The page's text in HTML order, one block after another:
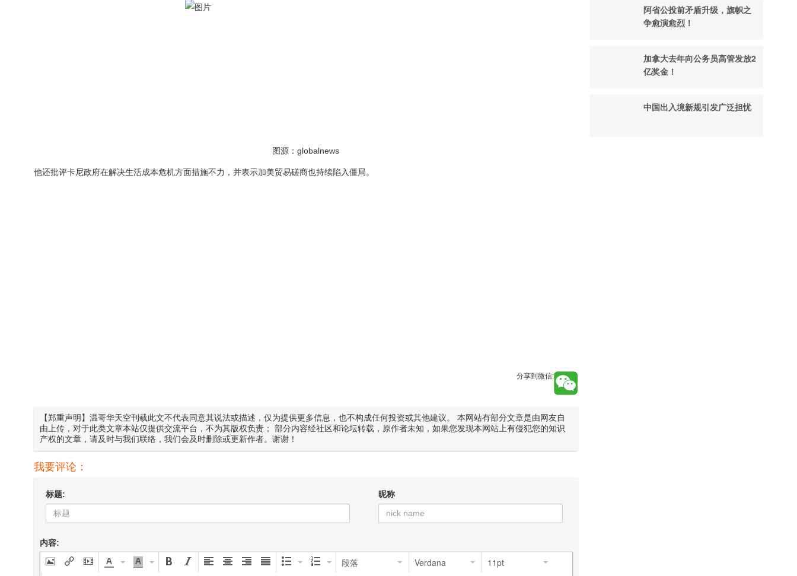
图源：globalnews
他还批评卡尼政府在解决生活成本危机方面措施不力，并表示加美贸易磋商也持续陷入僵局。
分享到微信:
【郑重声明】温哥华天空刊载此文不代表同意其说法或描述，仅为提供更多信息，也不构成任何投资或其他建议。 本网站有部分文章是由网友自
由上传，对于此类文章本站仅提供交流平台，不为其版权负责； 部分内容经社区和论坛转载，原作者未知，如果您发现本网站上有侵犯您的知识
产权的文章，请及时与我们联络，我们会及时删除或更新作者。谢谢！
我要评论：
标题: 昵称
内容:
段落 Verdana 11pt
阿省公投前矛盾升级，旗帜之
争愈演愈烈！
加拿大去年向公务员高管发放2
亿奖金！
中国出入境新规引发广泛担忧